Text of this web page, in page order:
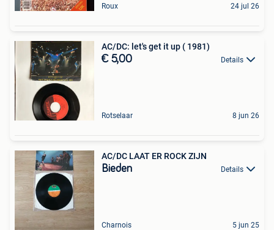
Roux 24 jul 26
AC/DC: let's get it up ( 1981)
€ 5,00 Details
Rotselaar 8 jun 26
AC/DC LAAT ER ROCK ZIJN
Bieden Details
Charnois 5 jun 25